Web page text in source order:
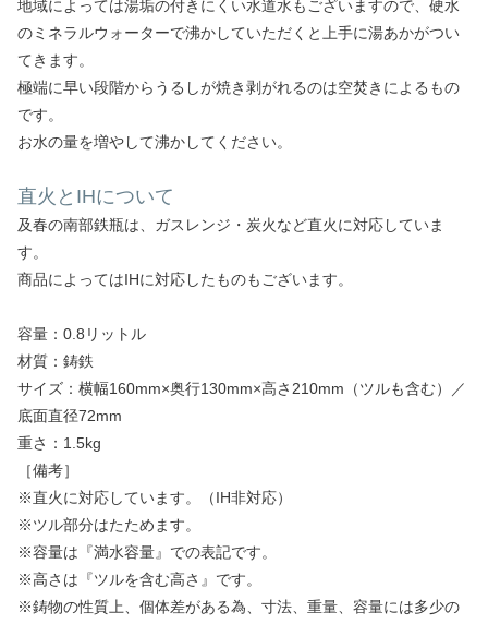
地域によっては湯垢の付きにくい水道水もございますので、硬水
のミネラルウォーターで沸かしていただくと上手に湯あかがつい
てきます。
極端に早い段階からうるしが焼き剥がれるのは空焚きによるもの
です。
お水の量を増やして沸かしてください。
直火とIHについて
及春の南部鉄瓶は、ガスレンジ・炭火など直火に対応していま
す。
商品によってはIHに対応したものもございます。
容量：0.8リットル
材質：鋳鉄
サイズ：横幅160mm×奥行130mm×高さ210mm（ツルも含む）／
底面直径72mm
重さ：1.5kg
［備考］
※直火に対応しています。（IH非対応）
※ツル部分はたためます。
※容量は『満水容量』での表記です。
※高さは『ツルを含む高さ』です。
※鋳物の性質上、個体差がある為、寸法、重量、容量には多少の